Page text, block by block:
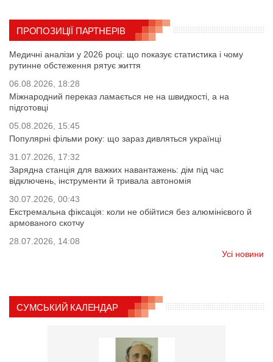
ПРОПОЗИЦІЇ ПАРТНЕРІВ
Медичні аналізи у 2026 році: що показує статистика і чому
рутинне обстеження рятує життя
06.08.2026, 18:28
Міжнародний переказ ламається не на швидкості, а на
підготовці
05.08.2026, 15:45
Популярні фільми року: що зараз дивляться українці
31.07.2026, 17:32
Зарядна станція для важких навантажень: дім під час
відключень, інструменти й тривала автономія
30.07.2026, 00:43
Екстремальна фіксація: коли не обійтися без алюмінієвого й
армованого скотчу
28.07.2026, 14:08
Усі новини
СУМСЬКИЙ КАЛЕНДАР